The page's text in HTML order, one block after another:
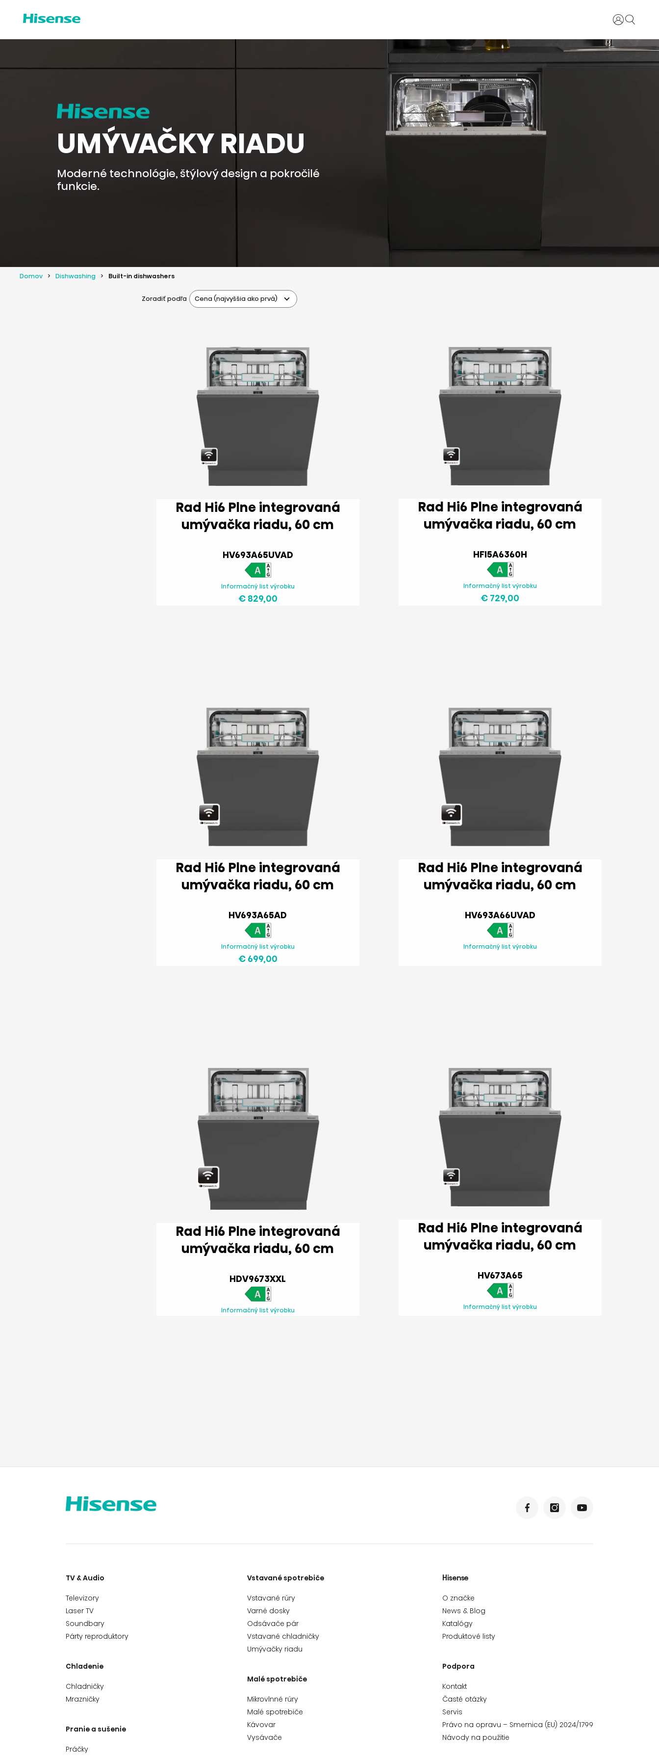
Prihlásiť sa
UMÝVAČKY RIADU
Moderné technológie, štýlový design a pokročilé
funkcie.
Domov Dishwashing Built-in dishwashers
Zoradiť podľa Cena (najvyššia ako prvá)
Rad Hi6 Plne integrovaná
umývačka riadu, 60 cm
HV693A65UVAD
Informačný list výrobku
€ 829,00
Rad Hi6 Plne integrovaná
umývačka riadu, 60 cm
HFI5A6360H
Informačný list výrobku
€ 729,00
Rad Hi6 Plne integrovaná
umývačka riadu, 60 cm
HV693A65AD
Informačný list výrobku
€ 699,00
Rad Hi6 Plne integrovaná
umývačka riadu, 60 cm
HV693A66UVAD
Informačný list výrobku
Rad Hi6 Plne integrovaná
umývačka riadu, 60 cm
HDV9673XXL
Informačný list výrobku
Rad Hi6 Plne integrovaná
umývačka riadu, 60 cm
HV673A65
Informačný list výrobku
TV & Audio
Televizory
Laser TV
Soundbary
Párty reproduktory
Chladenie
Chladničky
Mrazničky
Pranie a sušenie
Práčky
Vstavané spotrebiče
Vstavané rúry
Varné dosky
Odsávače pár
Vstavané chladničky
Umývačky riadu
Malé spotrebiče
Mikrovlnné rúry
Malé spotrebiče
Kávovar
Vysávače
Hisense
O značke
News & Blog
Katalógy
Produktové listy
Podpora
Kontakt
Časté otázky
Servis
Právo na opravu – Smernica (EU) 2024/1799
Návody na použitie